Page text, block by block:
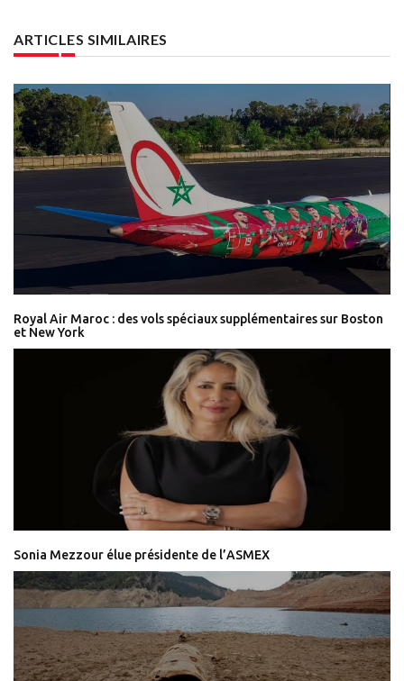
ARTICLES SIMILAIRES
Royal Air Maroc : des vols spéciaux supplémentaires sur Boston
et New York
Sonia Mezzour élue présidente de l’ASMEX